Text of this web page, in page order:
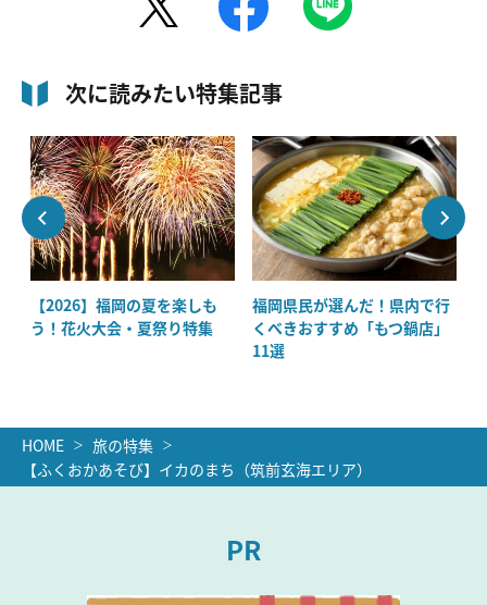
次に読みたい特集記事
【2026】福岡の夏を楽しも
う！花火大会・夏祭り特集
福岡県民が選んだ！県内で行
くべきおすすめ「もつ鍋店」
11選
HOME
旅の特集
【ふくおかあそび】イカのまち（筑前玄海エリア）
PR